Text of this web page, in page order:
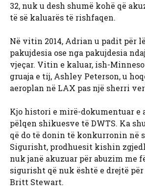
32, nuk u desh shumë kohë që
të së kaluarës të rishfaqen.
Në vitin 2014, Adrian u padit për
pakujdesia ose nga pakujdesia
vjeçar. Vitin e kaluar, ish-
gruaja e tij, Ashley Peterson, u
aeroplan në LAX pas një sherri
Kjo histori e mirë-dokumentuar e
pëlqen shikuesve të DWTS. Ka
që do të donin të konkurronin në
Sigurisht, prodhuesit kishin
nuk janë akuzuar për abuzim me
sigurisht që nuk është e drejtë
Britt Stewart.